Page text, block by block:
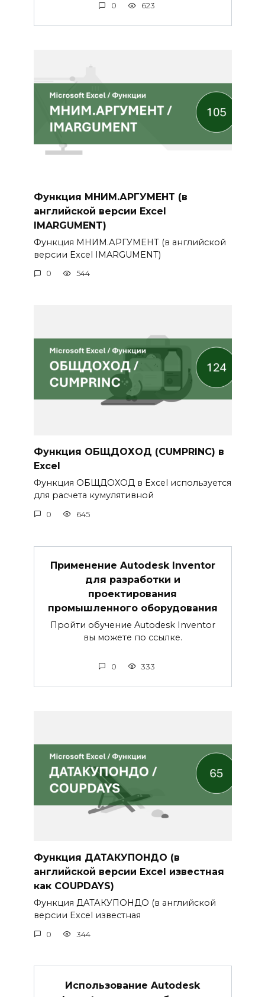
0 623
Функция МНИМ.АРГУМЕНТ (в
английской версии Excel
IMARGUMENT)
Функция МНИМ.АРГУМЕНТ (в английской
версии Excel IMARGUMENT)
0 544
Функция ОБЩДОХОД (CUMPRINC) в
Excel
Функция ОБЩДОХОД в Excel используется
для расчета кумулятивной
0 645
Применение Autodesk Inventor
для разработки и
проектирования
промышленного оборудования
Пройти обучение Autodesk Inventor
вы можете по ссылке.
0 333
Функция ДАТАКУПОНДО (в
английской версии Excel известная
как COUPDAYS)
Функция ДАТАКУПОНДО (в английской
версии Excel известная
0 344
Использование Autodesk